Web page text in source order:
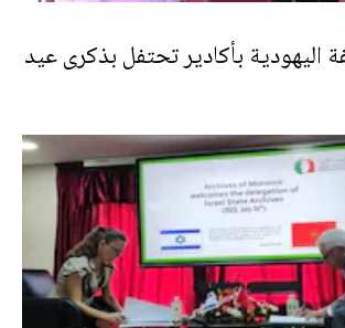
اليهودية بأكادير تحتفل بذكرى عيد